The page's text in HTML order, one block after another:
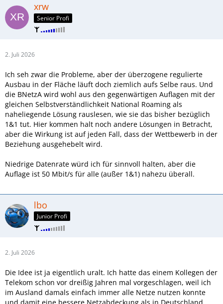
xrw
Senior Profi
2. Juli 2026
Ich seh zwar die Probleme, aber der überzogene regulierte
Ausbau in der Fläche läuft doch ziemlich aufs Selbe raus. Und
die BNetzA wird wohl aus den gegenwärtigen Auflagen mit der
gleichen Selbstverständlichkeit National Roaming als
naheliegende Lösung rauslesen, wie sie das bisher bezüglich
1&1 tut. Hier kommen halt noch andere Lösungen in Betracht,
aber die Wirkung ist auf jeden Fall, dass der Wettbewerb in der
Beziehung ausgehebelt wird.
Niedrige Datenrate würd ich für sinnvoll halten, aber die
Auflage ist 50 Mbit/s für alle (außer 1&1) nahezu überall.
lbo
Junior Profi
2. Juli 2026
Die Idee ist ja eigentlich uralt. Ich hatte das einem Kollegen der
Telekom schon vor dreißig Jahren mal vorgeschlagen, weil ich
im Ausland damals einfach immer alle Netze nutzen konnte